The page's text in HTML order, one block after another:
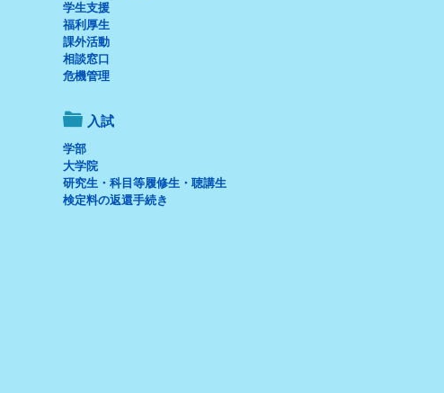
学生支援
福利厚生
課外活動
相談窓口
危機管理
入試
学部
大学院
研究生・科目等履修生・聴講生
検定料の返還手続き